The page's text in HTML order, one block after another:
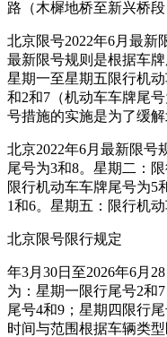
路（木樨地桥至新兴桥段
北京限号2022年6月最新
最新限号规则是根据车
星期一至星期五限行机
和2和7（机动车车牌尾
号措施的实施是为了缓
北京2022年6月最新限号
尾号为3和8。星期二：
限行机动车车牌尾号为5
1和6。星期五：限行机动
北京限号限行规定
年3月30日至2026年6月
为：星期一限行尾号2和
尾号4和9；星期四限行
时间与范围根据车辆类